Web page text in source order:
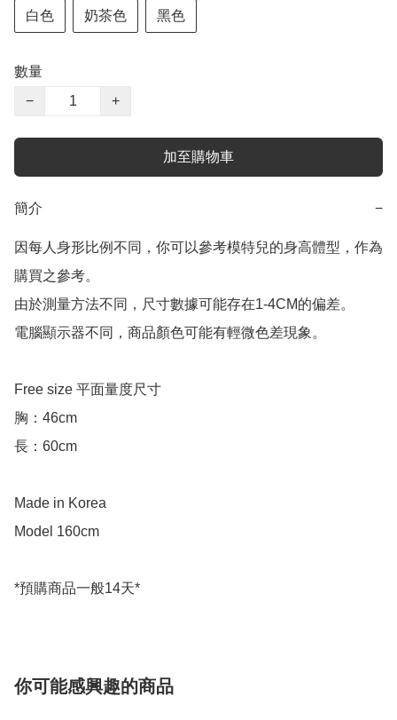
白色 奶茶色 黑色
數量
−
+
加至購物車
簡介 −
因每人身形比例不同，你可以參考模特兒的身高體型，作為
購買之參考。
由於測量方法不同，尺寸數據可能存在1-4CM的偏差。
電腦顯示器不同，商品顏色可能有輕微色差現象。
Free size 平面量度尺寸
胸：46cm
長：60cm
Made in Korea
Model 160cm
你可能感興趣的商品